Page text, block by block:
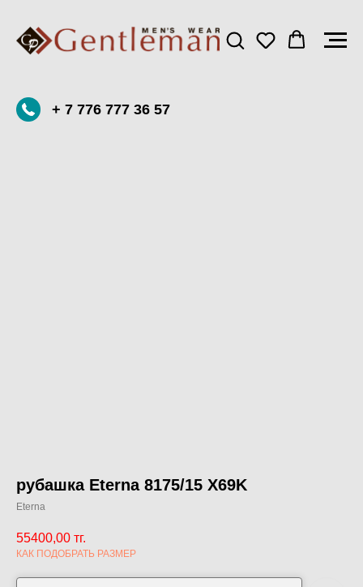
+ 7 776 777 36 57
рубашка Eterna 8175/15 X69K
Eterna
55400,00 тг.
КАК ПОДОБРАТЬ РАЗМЕР